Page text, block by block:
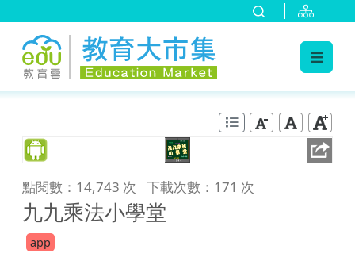
點閱數：14,743 次 下載次數：171 次
九九乘法小學堂
app